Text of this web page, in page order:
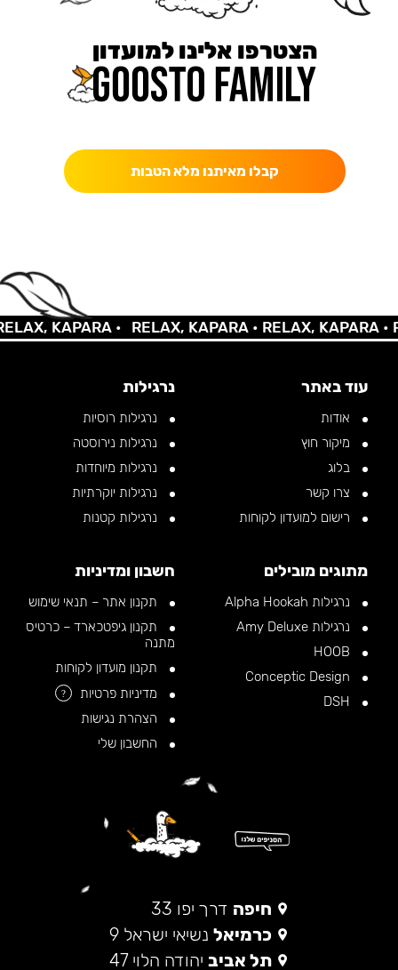
הצטרפו אלינו למועדון
קבלו מאיתנו מלא הטבות
KAPARA • RELAX, KAPARA •RELAX, KAPARA •
עוד באתר
אודות
מיקור חוץ
בלוג
צרו קשר
רישום למועדון לקוחות
נרגילות
נרגילות רוסיות
נרגילות נירוסטה
נרגילות מיוחדות
נרגילות יוקרתיות
נרגילות קטנות
מתוגים מובילים
נרגילות Alpha Hookah
נרגילות Amy Deluxe
חשבון ומדיניות
תקנון אתר – תנאי שימוש
תקנון גיפטכארד – כרטיס
מתנה
תקנון מועדון לקוחות
מדיניות פרטיות
?
הצהרת נגישות
החשבון שלי
חיפה דרך יפו 33
כרמיאל נשיאי ישראל 9
תל אביב יהודה הלוי 47